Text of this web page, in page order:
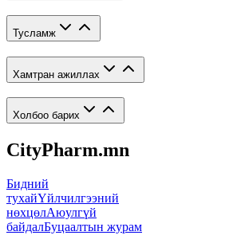
Тусламж
Хамтран ажиллах
Холбоо барих
CityPharm.mn
Бидний
тухайҮйлчилгээний
нөхцөлАюулгүй
байдалБуцаалтын журам